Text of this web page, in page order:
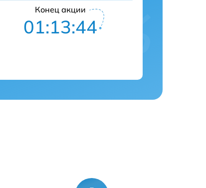
Конец акции
01:13:43